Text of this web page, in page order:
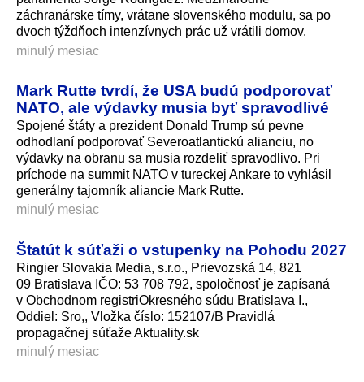
záchranárske tímy, vrátane slovenského modulu, sa po
dvoch týždňoch intenzívnych prác už vrátili domov.
minulý mesiac
Mark Rutte tvrdí, že USA budú podporovať
NATO, ale výdavky musia byť spravodlivé
Spojené štáty a prezident Donald Trump sú pevne
odhodlaní podporovať Severoatlantickú alianciu, no
výdavky na obranu sa musia rozdeliť spravodlivo. Pri
príchode na summit NATO v tureckej Ankare to vyhlásil
generálny tajomník aliancie Mark Rutte.
minulý mesiac
Štatút k súťaži o vstupenky na Pohodu 2027
Ringier Slovakia Media, s.r.o., Prievozská 14, 821
09 Bratislava IČO: 53 708 792, spoločnosť je zapísaná
v Obchodnom registriOkresného súdu Bratislava I.,
Oddiel: Sro,, Vložka číslo: 152107/B Pravidlá
propagačnej súťaže Aktuality.sk
minulý mesiac